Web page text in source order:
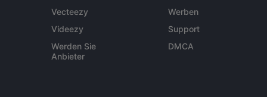
Vecteezy
Videezy
Werden Sie
Anbieter
Werben
Support
DMCA